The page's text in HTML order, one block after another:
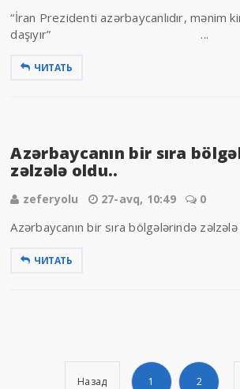
“İran Prezidenti azərbaycanlıdır, mənim
daşıyır” ...
ЧИТАТЬ
Azərbaycanın bir sıra
zəlzələ oldu..
zeferyolu 27-avq, 10:49 0
Azərbaycanın bir sıra bölgələrində zəlzələ
ЧИТАТЬ
Назад 1 2